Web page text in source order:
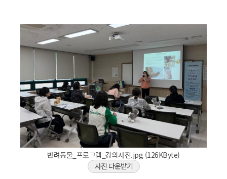
반려동물_프로그램_강의사진.jpg (126KByte)
사진 다운받기